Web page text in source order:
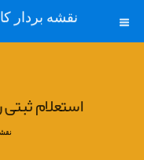
نقشه بردار
استعلام